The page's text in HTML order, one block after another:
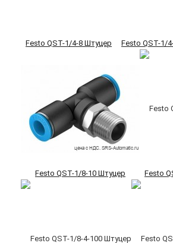
Festo QST-1/4-8 Штуцер Festo QST-1/
Festo QST-1/8-10 Штуцер Festo